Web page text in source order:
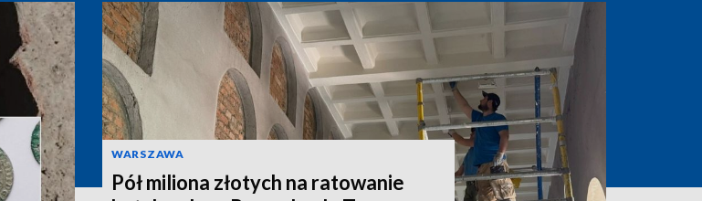
WARSZAWA
Pół miliona złotych na ratowanie